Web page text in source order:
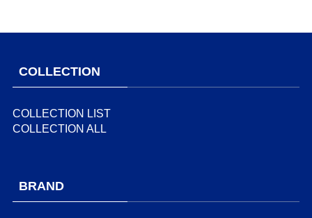
COLLECTION
COLLECTION LIST
COLLECTION ALL
BRAND